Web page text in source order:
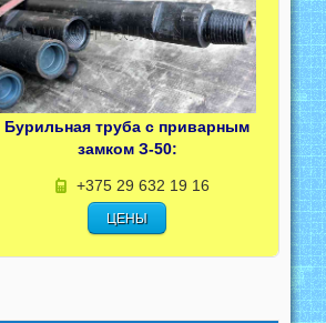
Бурильная труба с приварным
замком З-50:
+375 29 632 19 16
ЦЕНЫ